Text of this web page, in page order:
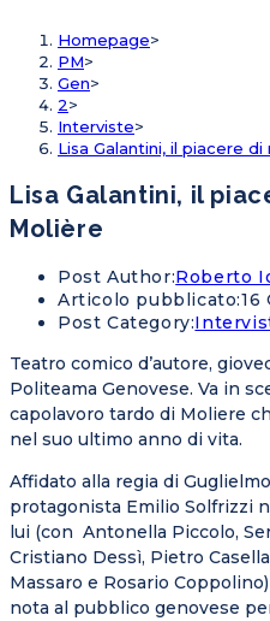
Homepage>
PM>
Gen>
2>
Interviste>
Lisa Galantini, il piacere
Lisa Galantini, il
Molière
Post Author:Roberto
Articolo pubblicato:16
Post Category:
Teatro comico d’autore,
Politeama Genovese. Va in
capolavoro tardo di Moliere
nel suo ultimo anno di vita.
Affidato alla regia di
protagonista Emilio Solfrizzi
lui (con Antonella Piccolo,
Cristiano Dessì, Pietro
Massaro e Rosario
nota al pubblico genovese